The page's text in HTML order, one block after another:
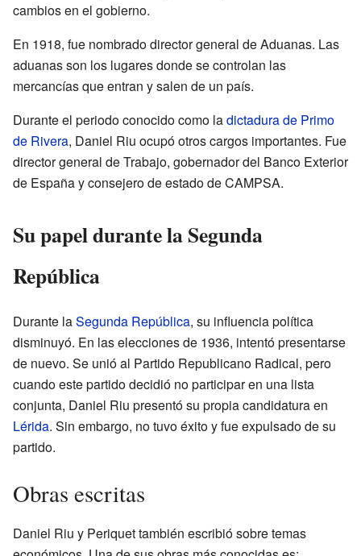
cambios en el gobierno.
En 1918, fue nombrado director general de Aduanas. Las
aduanas son los lugares donde se controlan las
mercancías que entran y salen de un país.
Durante el periodo conocido como ladictadura de Primo
de Rivera, Daniel Riu ocupó otros cargos importantes. Fue
director general de Trabajo, gobernador del Banco Exterior
de España y consejero de estado de CAMPSA.
Su papel durante la Segunda
República
Durante laSegunda República, su influencia política
disminuyó. En las elecciones de 1936, intentó presentarse
de nuevo. Se unió al Partido Republicano Radical, pero
cuando este partido decidió no participar en una lista
conjunta, Daniel Riu presentó su propia candidatura en
Lérida. Sin embargo, no tuvo éxito y fue expulsado de su
partido.
Obras escritas
Daniel Riu y Periquet también escribió sobre temas